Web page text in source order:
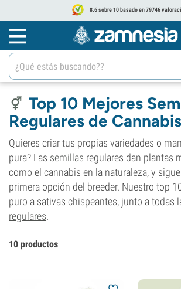
8.6 sobre 10 basado en 79746
Top 10 Mejores
Regulares de Cannabis
Quieres criar tus propias variedades o
pura? Las semillas regulares dan plantas
como el cannabis en la naturaleza, y
primera opción del breeder. Nuestro top
puro a sativas chispeantes, junto a todas
regulares.
10 productos